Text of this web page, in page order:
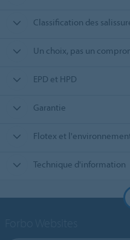
Classification des
Un choix, pas un
EPD et HPD
Garantie
Flotex et
Technique d'information